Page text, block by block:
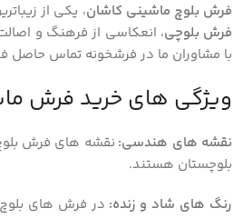
فرش بلوچ ماشینی کاشان، یکی از
فرش بلوچی، انعکاسی از فرهنگ و
با مشاوران ما در فرشخونه تماس حاصل
ویژگی های خرید فرش
نقشه های هندسی: نقشه های فرش
بلوچستان هستند.
رنگ های شاد و زنده: در فرش های بلوچ